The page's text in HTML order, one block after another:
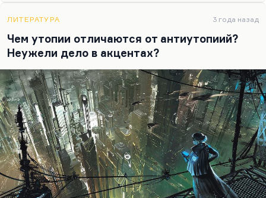
важна составляющая эротическая, потому что
роман действительно безумно напряжен по этой
части (не зря он посвящен Будберг-Закревской),
ну и мистическая сторона. Горький, как это
показано подробно Эткиндом, и не только
Эткиндом, сектантством прицельно
интересовался, видел в нем форму…
ЛИТЕРАТУРА 3 года назад
Чем утопии отличаются от антиутопиий?
Неужели дело в акцентах?